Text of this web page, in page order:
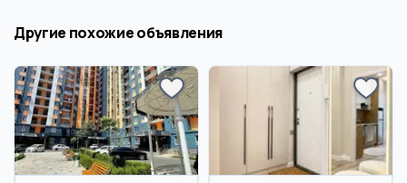
Другие похожие объявления